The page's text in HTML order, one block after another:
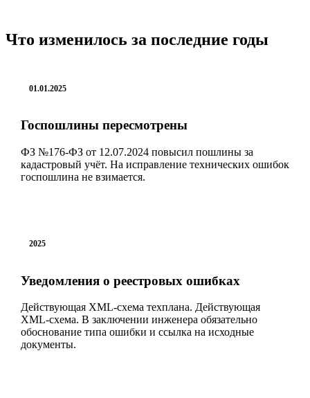
Что изменилось за последние годы
01.01.2025
Госпошлины пересмотрены
ФЗ №176-ФЗ от 12.07.2024 повысил пошлины за
кадастровый учёт. На исправление технических ошибок
госпошлина не взимается.
2025
Уведомления о реестровых ошибках
Действующая XML-схема техплана. Действующая
XML-схема. В заключении инженера обязательно
обоснование типа ошибки и ссылка на исходные
документы.